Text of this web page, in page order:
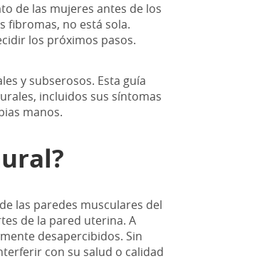
de las mujeres antes de los
fibromas, no está sola.
los próximos pasos.
y subserosos. Esta guía
incluidos sus síntomas
manos.
las paredes musculares del
de la pared uterina. A
desapercibidos. Sin
con su salud o calidad